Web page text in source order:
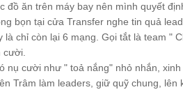
đồ ăn trên máy bay nên mình quyết
bọn tại cửa Transfer nghe tin quả
là chỉ còn lại 6 mạng. Gọi tắt là team "
nụ cười như " toả nắng" nhỏ nhắn,
Trâm làm leaders, giữ quỹ chung, lên